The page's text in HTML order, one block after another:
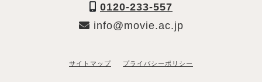
0120-233-557
info@movie.ac.jp
サイトマップ プライバシーポリシー